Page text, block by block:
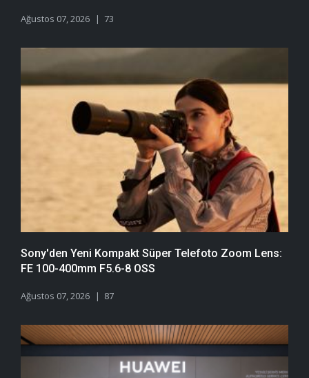
Ağustos 07, 2026 73
Sony'den Yeni Kompakt Süper Telefoto Zoom Lens:
FE 100-400mm F5.6-8 OSS
Ağustos 07, 2026 87